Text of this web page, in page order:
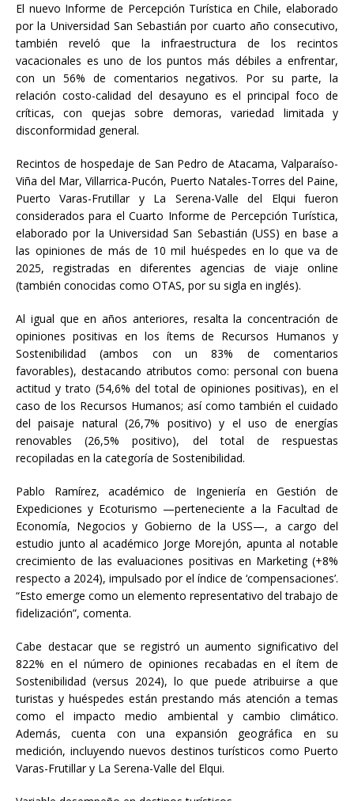
El nuevo Informe de Percepción Turística en Chile, elaborado
por la Universidad San Sebastián por cuarto año consecutivo,
también reveló que la infraestructura de los recintos
vacacionales es uno de los puntos más débiles a enfrentar,
con un 56% de comentarios negativos. Por su parte, la
relación costo-calidad del desayuno es el principal foco de
críticas, con quejas sobre demoras, variedad limitada y
disconformidad general.
Recintos de hospedaje de San Pedro de Atacama, Valparaíso-
Viña del Mar, Villarrica-Pucón, Puerto Natales-Torres del Paine,
Puerto Varas-Frutillar y La Serena-Valle del Elqui fueron
considerados para el Cuarto Informe de Percepción Turística,
elaborado por la Universidad San Sebastián (USS) en base a
las opiniones de más de 10 mil huéspedes en lo que va de
2025, registradas en diferentes agencias de viaje online
(también conocidas como OTAS, por su sigla en inglés).
Al igual que en años anteriores, resalta la concentración de
opiniones positivas en los ítems de Recursos Humanos y
Sostenibilidad (ambos con un 83% de comentarios
favorables), destacando atributos como: personal con buena
actitud y trato (54,6% del total de opiniones positivas), en el
caso de los Recursos Humanos; así como también el cuidado
del paisaje natural (26,7% positivo) y el uso de energías
renovables (26,5% positivo), del total de respuestas
recopiladas en la categoría de Sostenibilidad.
Pablo Ramírez, académico de Ingeniería en Gestión de
Expediciones y Ecoturismo —perteneciente a la Facultad de
Economía, Negocios y Gobierno de la USS—, a cargo del
estudio junto al académico Jorge Morejón, apunta al notable
crecimiento de las evaluaciones positivas en Marketing (+8%
respecto a 2024), impulsado por el índice de ‘compensaciones’.
“Esto emerge como un elemento representativo del trabajo de
fidelización”, comenta.
Cabe destacar que se registró un aumento significativo del
822% en el número de opiniones recabadas en el ítem de
Sostenibilidad (versus 2024), lo que puede atribuirse a que
turistas y huéspedes están prestando más atención a temas
como el impacto medio ambiental y cambio climático.
Además, cuenta con una expansión geográfica en su
medición, incluyendo nuevos destinos turísticos como Puerto
Varas-Frutillar y La Serena-Valle del Elqui.